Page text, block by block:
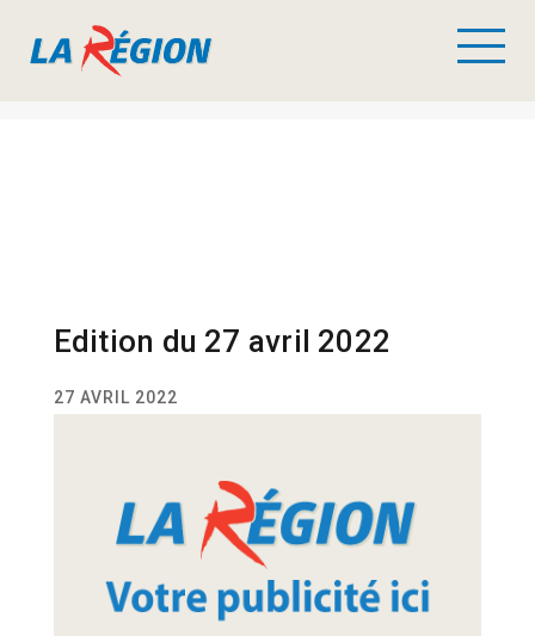
Edition du 27 avril 2022
27 AVRIL 2022